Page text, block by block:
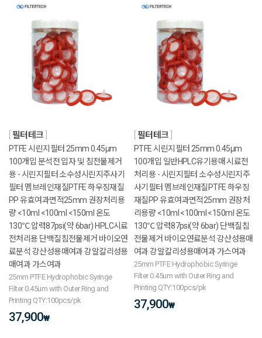
필터테크
PTFE 시린지필터 25mm 0.45μm
100개입 분석전 입자 및 침전물제거
용 - 시린지필터 소수성시린지주사기
필터 멤브레인재질PTFE 하우징재질
PP 유효여과면적25mm 권장처리용
량 <10ml <100ml <150ml 온도
130℃ 압력87psi(약 6bar) HPLC시료
전처리용 단백질침전물제거 바이오연
료분석 강산성용매여과 강알칼리성용
매여과 가스여과
25mm PTFE Hydrophobic Syringe
Filter 0.45um with Outer Ring and
Printing QTY:100pcs/pk
37,900₩
필터테크
PTFE 시린지필터 25mm 0.45μm
100개입 일반HPLC유기용매 시료전
처리용 - 시린지필터 소수성시린지주
사기필터 멤브레인재질PTFE 하우징
재질PP 유효여과면적25mm 권장처
리용량 <10ml <100ml <150ml 온도
130℃ 압력87psi(약 6bar) 단백질침
전물제거 바이오연료분석 강산성용매
여과 강알칼리성용매여과 가스여과
25mm PTFE Hydrophobic Syringe
Filter 0.45um with Outer Ring and
Printing QTY:100pcs/pk
37,900₩